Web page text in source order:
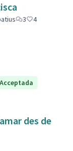
3
4
Acceptada
des de